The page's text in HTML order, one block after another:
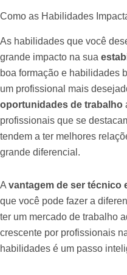
Como as Habilidades
As habilidades que você
grande impacto na sua
boa formação e habilidades
um profissional mais
oportunidades de trabalho
profissionais que se
tendem a ter melhores
grande diferencial.
A vantagem de ser técnico
que você pode fazer a
ter um mercado de trabalho
crescente por profissionais
habilidades é um passo